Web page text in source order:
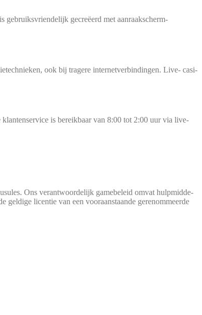
gebruiks­vri­en­de­li­jk gecreëerd met aan­raak­scherm-
ook bij tra­ge­re inter­net­verb­in­din­gen. Live- casi­
klan­ten­ser­vice is bereik­baar van 8:00 tot 2:00 uur via live­
Ons ver­ant­wo­or­de­li­jk game­be­leid omvat hulp­mid­de­
gel­di­ge licen­tie van een voo­r­a­an­s­taan­de gere­nom­meer­de